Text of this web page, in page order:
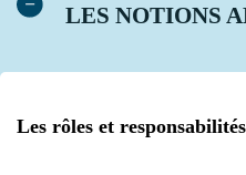
LES NOTIONS
Les rôles et